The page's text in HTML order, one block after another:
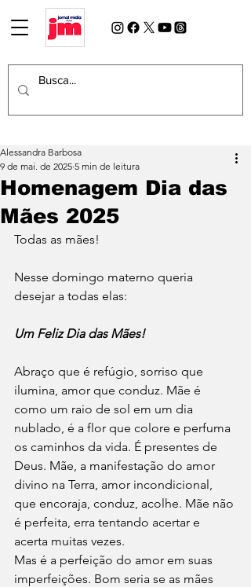
Homenagem Dia das
Mães 2025
Alessandra Barbosa
9 de mai. de 2025 5 min de leitura
Todas as mães!
Nesse domingo materno queria
desejar a todas elas:
Um Feliz Dia das Mães!
Abraço que é refúgio, sorriso que
ilumina, amor que conduz. Mãe é
como um raio de sol em um dia
nublado, é a flor que colore e perfuma
os caminhos da vida. É presentes de
Deus. Mãe, a manifestação do amor
divino na Terra, amor incondicional,
que encoraja, conduz, acolhe. Mãe não
é perfeita, erra tentando acertar e
acerta muitas vezes.
Mas é a perfeição do amor em suas
imperfeições. Bom seria se as mães